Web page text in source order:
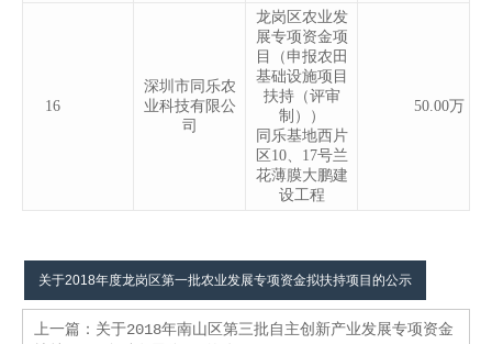
16
深圳市同乐农
业科技有限公
司
龙岗区农业发
展专项资金项
目（申报农田
基础设施项目
扶持（评审
制））
同乐基地西片
区10、17号兰
花薄膜大鹏建
设工程
50.00万
关于2018年度龙岗区第一批农业发展专项资金拟扶持项目的公示
上一篇： 关于2018年南山区第三批自主创新产业发展专项资金